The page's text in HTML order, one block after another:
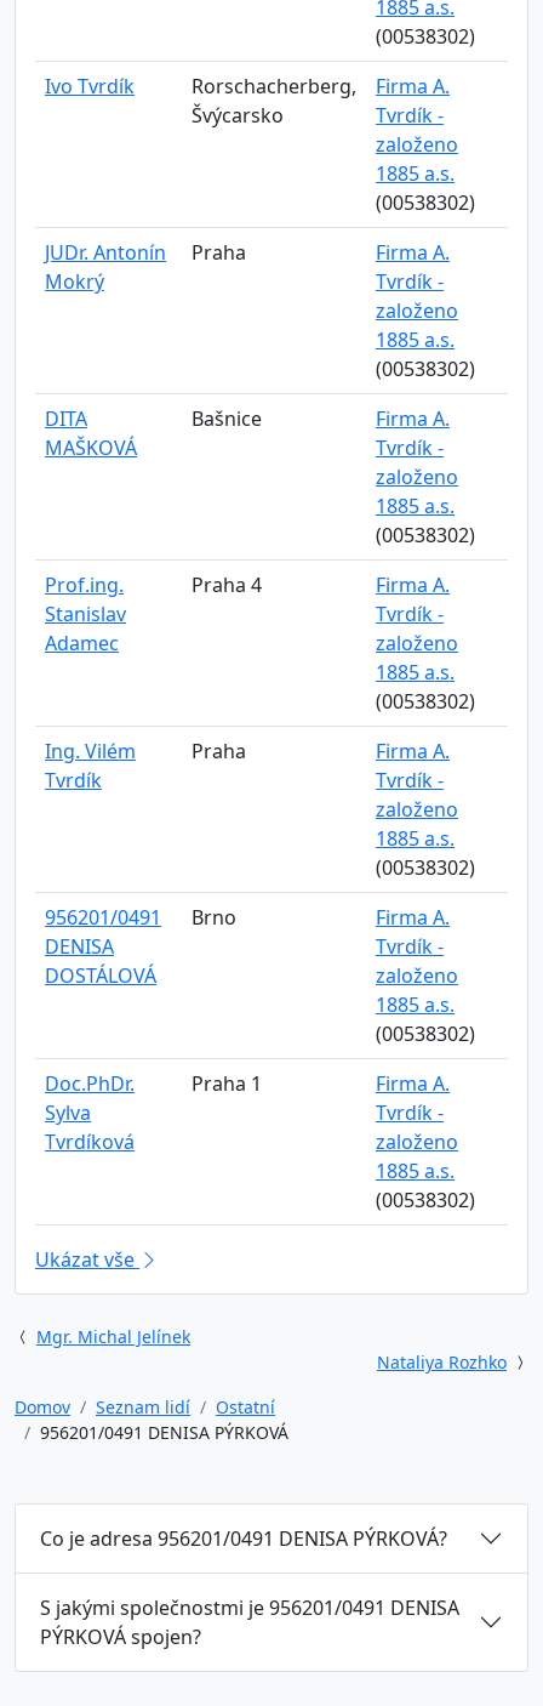
1885 a.s.
(00538302)
Ivo Tvrdík
Rorschacherberg,
Švýcarsko
Firma A.
Tvrdík -
založeno
1885 a.s.
(00538302)
JUDr. Antonín
Mokrý
Praha
Firma A.
Tvrdík -
založeno
1885 a.s.
(00538302)
DITA
MAŠKOVÁ
Bašnice
Firma A.
Tvrdík -
založeno
1885 a.s.
(00538302)
Prof.ing.
Stanislav
Adamec
Praha 4
Firma A.
Tvrdík -
založeno
1885 a.s.
(00538302)
Ing. Vilém
Tvrdík
Praha
Firma A.
Tvrdík -
založeno
1885 a.s.
(00538302)
956201/0491
DENISA
DOSTÁLOVÁ
Brno
Firma A.
Tvrdík -
založeno
1885 a.s.
(00538302)
Doc.PhDr.
Sylva
Tvrdíková
Praha 1
Firma A.
Tvrdík -
založeno
1885 a.s.
(00538302)
Ukázat vše
Mgr. Michal Jelínek
Nataliya Rozhko
Domov
Seznam lidí
Ostatní
956201/0491 DENISA PÝRKOVÁ
Co je adresa 956201/0491 DENISA PÝRKOVÁ?
S jakými společnostmi je 956201/0491 DENISA
PÝRKOVÁ spojen?